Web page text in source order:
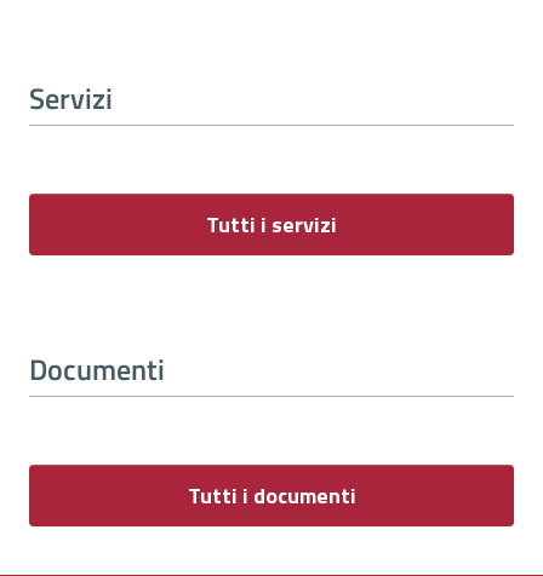
Servizi
Tutti i servizi
Documenti
Tutti i documenti